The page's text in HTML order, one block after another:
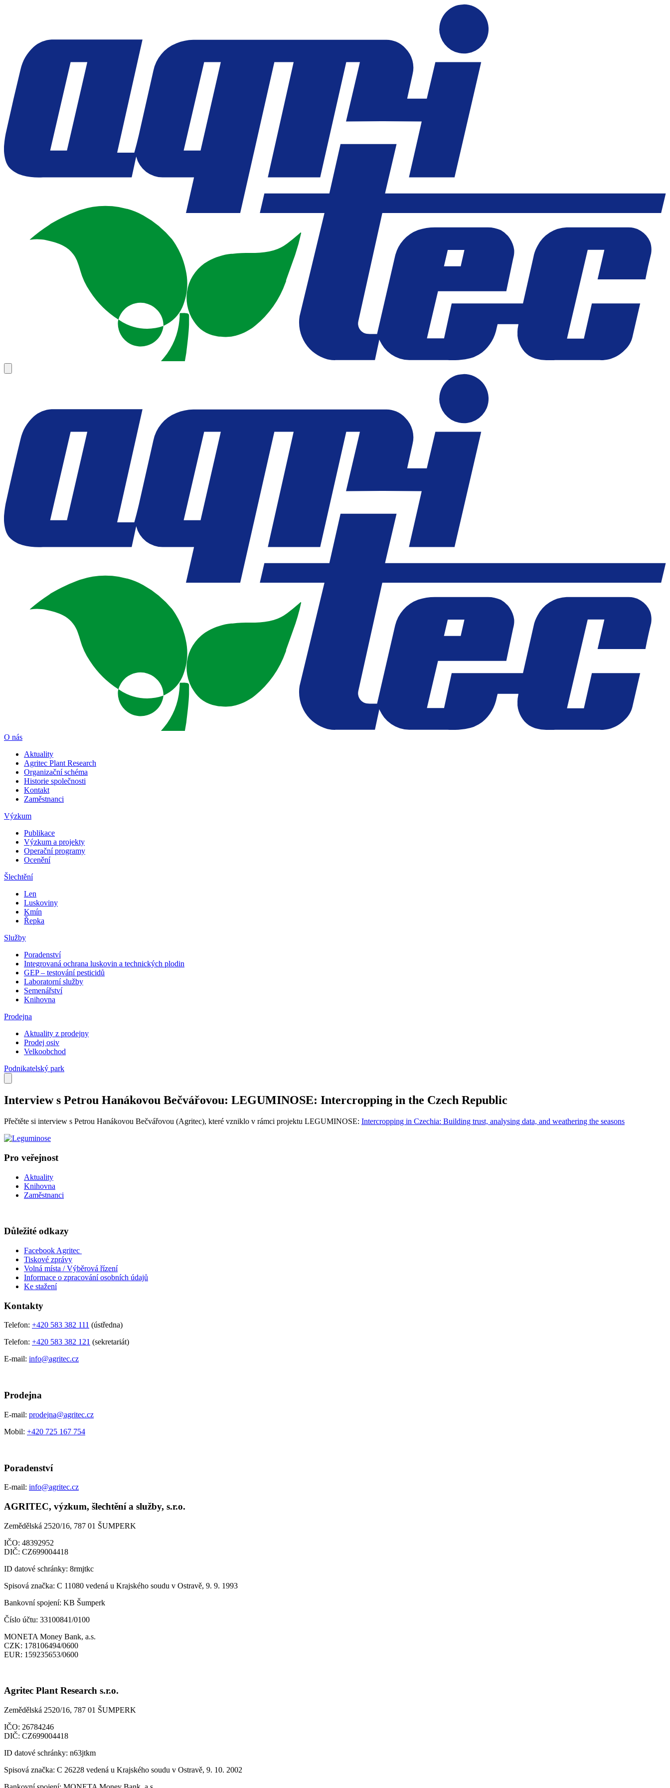
O nás
Aktuality
Agritec Plant Research
Organizační schéma
Historie společnosti
Kontakt
Zaměstnanci
Výzkum
Publikace
Výzkum a projekty
Operační programy
Ocenění
Šlechtění
Len
Luskoviny
Kmín
Řepka
Služby
Poradenství
Integrovaná ochrana luskovin a technických plodin
GEP – testování pesticidů
Laboratorní služby
Semenářství
Knihovna
Prodejna
Aktuality z prodejny
Prodej osiv
Velkoobchod
Podnikatelský park
Interview s Petrou Hanákovou Bečvářovou: LEGUMINOSE: Intercropping in the Czech Republic
Přečtěte si interview s Petrou Hanákovou Bečvářovou (Agritec), které vzniklo v rámci projektu LEGUMINOSE: Intercropping in Czechia: Building trust, analysing data, and weathering the seasons
Pro veřejnost
Aktuality
Knihovna
Zaměstnanci
Důležité odkazy
Facebook Agritec
Tiskové zprávy
Volná místa / Výběrová řízení
Informace o zpracování osobních údajů
Ke stažení
Kontakty
Telefon: +420 583 382 111 (ústředna)
Telefon: +420 583 382 121 (sekretariát)
E-mail: info@agritec.cz
Prodejna
E-mail: prodejna@agritec.cz
Mobil: +420 725 167 754
Poradenství
E-mail: info@agritec.cz
AGRITEC, výzkum, šlechtění a služby, s.r.o.
Zemědělská 2520/16, 787 01 ŠUMPERK
IČO: 48392952
DIČ: CZ699004418
ID datové schránky: 8rmjtkc
Spisová značka: C 11080 vedená u Krajského soudu v Ostravě, 9. 9. 1993
Bankovní spojení: KB Šumperk
Číslo účtu: 33100841/0100
MONETA Money Bank, a.s.
CZK: 178106494/0600
EUR: 159235653/0600
Agritec Plant Research s.r.o.
Zemědělská 2520/16, 787 01 ŠUMPERK
IČO: 26784246
DIČ: CZ699004418
ID datové schránky: n63jtkm
Spisová značka: C 26228 vedená u Krajského soudu v Ostravě, 9. 10. 2002